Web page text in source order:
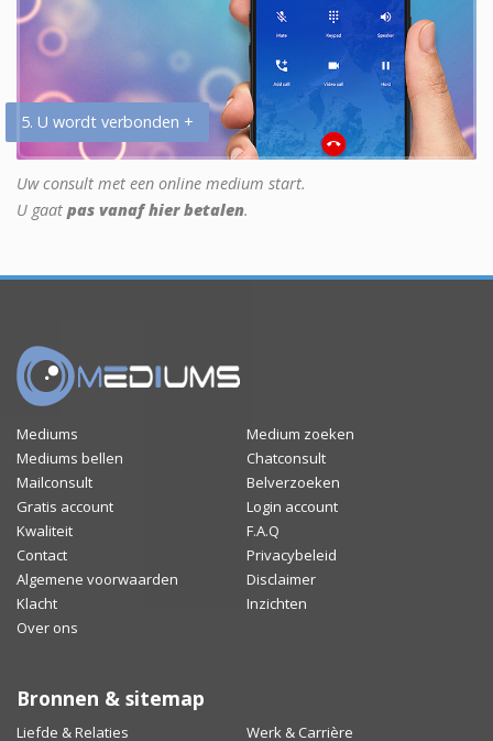
5. U wordt verbonden +
Uw consult met een online medium start.
U gaat pas vanaf hier betalen.
Mediums
Medium zoeken
Mediums bellen
Chatconsult
Mailconsult
Belverzoeken
Gratis account
Login account
Kwaliteit
F.A.Q
Contact
Privacybeleid
Algemene voorwaarden
Disclaimer
Klacht
Inzichten
Over ons
Bronnen & sitemap
Liefde & Relaties Werk & Carrière